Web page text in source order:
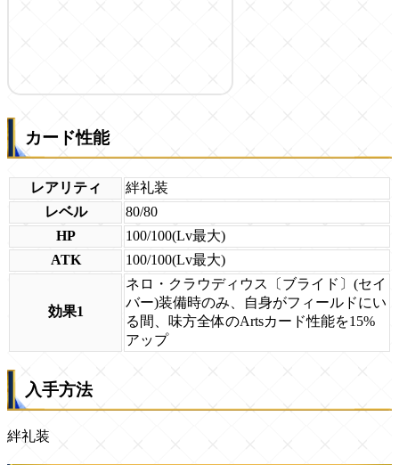
カード性能
レアリティ
絆礼装
レベル
80/80
HP
100/100(Lv最大)
ATK
100/100(Lv最大)
効果1
ネロ・クラウディウス〔ブライド〕(セイ
バー)装備時のみ、自身がフィールドにい
る間、味方全体のArtsカード性能を15%
アップ
入手方法
絆礼装